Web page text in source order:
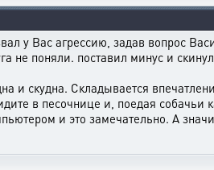
у Вас агрессию, задав вопрос
не поняли. поставил минус и
и скудна. Складывается
в песочнице и, поедая
и это замечательно. А